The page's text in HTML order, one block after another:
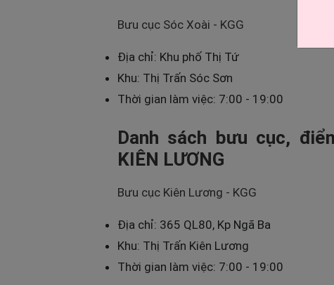
Bưu cục Sóc Xoài - KGG
Địa chỉ: Khu phố Thị Tứ
Khu: Thị Trấn Sóc Sơn
Thời gian làm việc: 7:00 - 19:00
Danh sách bưu cục,
KIÊN LƯƠNG
Bưu cục Kiên Lương - KGG
Địa chỉ: 365 QL80, Kp Ngã Ba
Khu: Thị Trấn Kiên Lương
Thời gian làm việc: 7:00 - 19:00